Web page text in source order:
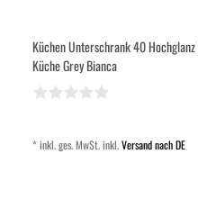
Küchen Unterschrank 40
Küche Grey Bianca
*inkl. ges. MwSt.inkl.Versand nach DE